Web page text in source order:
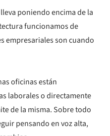
poniendo encima de la
funcionamos de
empresariales son cuando
oficinas están
laborales o directamente
de la misma. Sobre todo
pensando en voz alta,